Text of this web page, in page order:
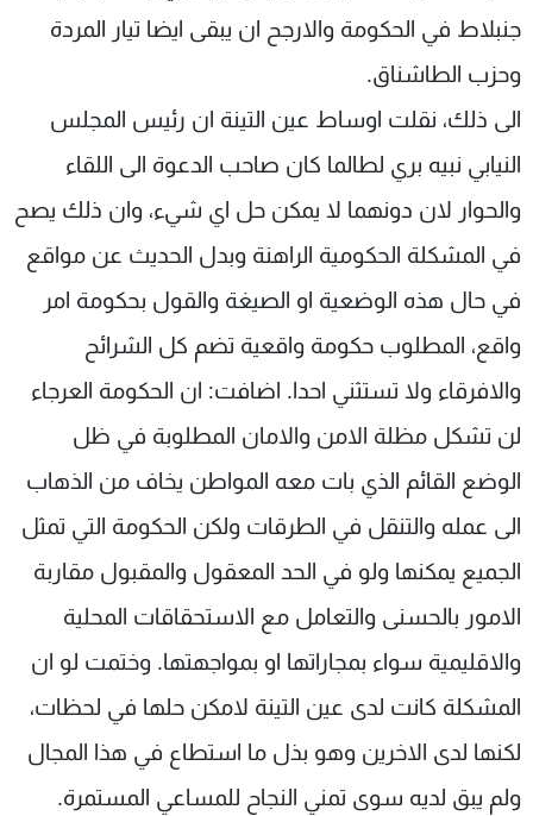
جنبلاط في الحكومة والارجح ان يبقى ايضا تيار المردة
وحزب الطاشناق.
الى ذلك، نقلت اوساط عين التينة ان رئيس المجلس
النيابي نبيه بري لطالما كان صاحب الدعوة الى اللقاء
والحوار لان دونهما لا يمكن حل اي شيء، وان ذلك يصح
في المشكلة الحكومية الراهنة وبدل الحديث عن مواقع
في حال هذه الوضعية او الصيغة والقول بحكومة امر
واقع، المطلوب حكومة واقعية تضم كل الشرائح
والافرقاء ولا تستثني احدا. اضافت: ان الحكومة العرجاء
لن تشكل مظلة الامن والامان المطلوبة في ظل
الوضع القائم الذي بات معه المواطن يخاف من الذهاب
الى عمله والتنقل في الطرقات ولكن الحكومة التي تمثل
الجميع يمكنها ولو في الحد المعقول والمقبول مقاربة
الامور بالحسنى والتعامل مع الاستحقاقات المحلية
والاقليمية سواء بمجاراتها او بمواجهتها. وختمت لو ان
المشكلة كانت لدى عين التينة لامكن حلها في لحظات،
لكنها لدى الاخرين وهو بذل ما استطاع في هذا المجال
ولم يبق لديه سوى تمني النجاح للمساعي المستمرة.